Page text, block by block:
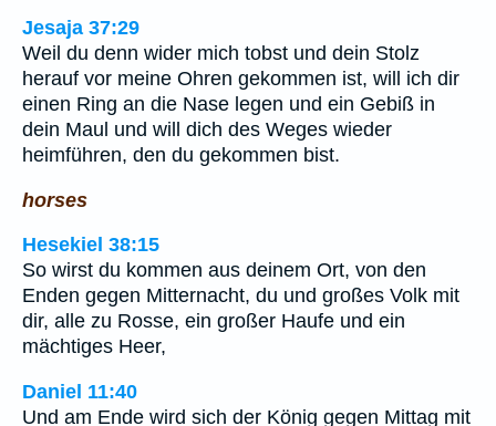
Jesaja 37:29
Weil du denn wider mich tobst und dein Stolz
herauf vor meine Ohren gekommen ist, will ich dir
einen Ring an die Nase legen und ein Gebiß in
dein Maul und will dich des Weges wieder
heimführen, den du gekommen bist.
horses
Hesekiel 38:15
So wirst du kommen aus deinem Ort, von den
Enden gegen Mitternacht, du und großes Volk mit
dir, alle zu Rosse, ein großer Haufe und ein
mächtiges Heer,
Daniel 11:40
Und am Ende wird sich der König gegen Mittag mit